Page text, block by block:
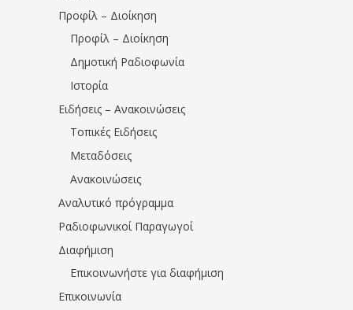
Προφίλ – Διοίκηση
Προφίλ – Διοίκηση
Δημοτική Ραδιοφωνία
Ιστορία
Ειδήσεις – Ανακοινώσεις
Τοπικές Ειδήσεις
Μεταδόσεις
Ανακοινώσεις
Αναλυτικό πρόγραμμα
Ραδιοφωνικοί Παραγωγοί
Διαφήμιση
Επικοινωνήστε για διαφήμιση
Επικοινωνία